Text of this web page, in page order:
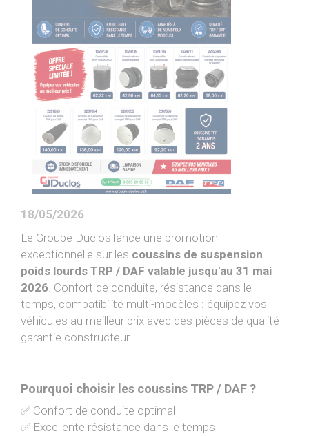
18/05/2026
Le Groupe Duclos lance une promotion
exceptionnelle sur les coussins de suspension
poids lourds TRP / DAF valable jusqu'au 31 mai
2026. Confort de conduite, résistance dans le
temps, compatibilité multi-modèles : équipez vos
véhicules au meilleur prix avec des pièces de qualité
garantie constructeur.
Pourquoi choisir les coussins TRP / DAF ?
✅ Confort de conduite optimal
✅ Excellente résistance dans le temps
PIAGGIO ASSISTANCE
0805 54 06 54